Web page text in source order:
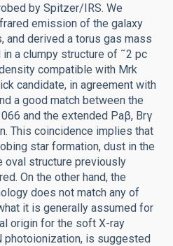
by Spitzer/IRS. We
emission of the galaxy
and derived a torus gas mass
a clumpy structure of ˜2 pc
compatible with Mrk
candidate, in agreement with
a good match between the
and the extended Paβ, Brγ
This coincidence implies that
star formation, dust in the
oval structure previously
On the other hand, the
does not match any of
it is generally assumed for
origin for the soft X-ray
photoionization, is suggested